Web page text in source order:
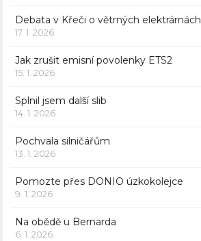
Debata v Křeči o větrných elektrárnách
17. 1. 2026
Jak zrušit emisní povolenky ETS2
15. 1. 2026
Splnil jsem další slib
14. 1. 2026
Pochvala silničářům
13. 1. 2026
Pomozte přes DONIO úzkokolejce
9. 1. 2026
Na obědě u Bernarda
6. 1. 2026